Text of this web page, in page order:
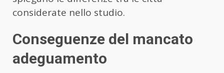
considerate nello studio.
Conseguenze del mancato
adeguamento